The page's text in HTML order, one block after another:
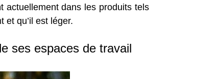
actuellement dans les produits tels
qu’il est léger.
ses espaces de travail